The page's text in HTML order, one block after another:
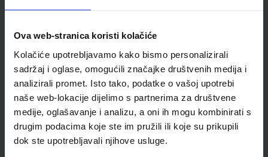
Ova web-stranica koristi kolačiće
Kolačiće upotrebljavamo kako bismo personalizirali
sadržaj i oglase, omogućili značajke društvenih medija i
analizirali promet. Isto tako, podatke o vašoj upotrebi
naše web-lokacije dijelimo s partnerima za društvene
medije, oglašavanje i analizu, a oni ih mogu kombinirati s
drugim podacima koje ste im pružili ili koje su prikupili
dok ste upotrebljavali njihove usluge.
Omot PVC za školske
udžbenike; dimenzije
438x304; tip 274